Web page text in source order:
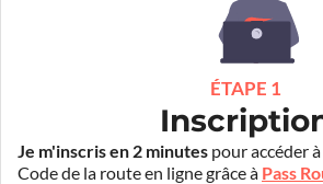
ÉTAPE 1
Je m'inscris en 2 minutes pour accéder
Code de la route en ligne grâce à Pass